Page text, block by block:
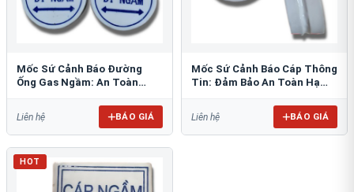
Mốc Sứ Cảnh Báo Đường
Ống Gas Ngầm: An Toàn
Liên hệ BÁO GIÁ
Mốc Sứ Cảnh Báo Cáp Thông
Tin: Đảm Bảo An Toàn Hạ
Liên hệ BÁO GIÁ
HOT